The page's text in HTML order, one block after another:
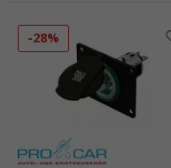
-28%